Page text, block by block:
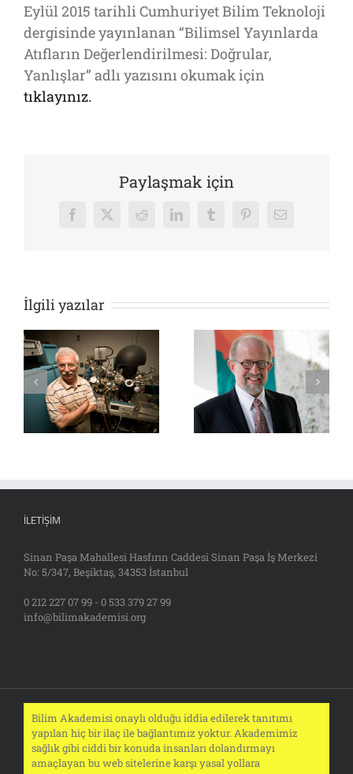
Eylül 2015 tarihli Cumhuriyet Bilim Teknoloji
dergisinde yayınlanan “Bilimsel Yayınlarda
Atıfların Değerlendirilmesi: Doğrular,
Yanlışlar” adlı yazısını okumak için
tıklayınız.
Paylaşmak için
Facebook
X Reddit LinkedInTumblrPinterest
E-
İlgili yazılar
İLETIŞIM
Sinan Paşa Mahallesi Hasfırın Caddesi Sinan Paşa İş Merkezi
No: 5/347, Beşiktaş, 34353 İstanbul
0 212 227 07 99 - 0 533 379 27 99
info@bilimakademisi.org
Bilim Akademisi onaylı olduğu iddia edilerek tanıtımı
yapılan hiç bir ilaç ile bağlantımız yoktur. Akademimiz
sağlık gibi ciddi bir konuda insanları dolandırmayı
amaçlayan bu web sitelerine karşı yasal yollara